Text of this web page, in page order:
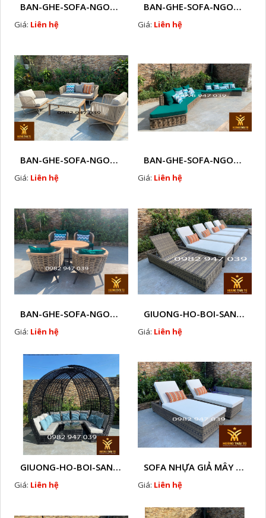
BAN-GHE-SOFA-NGOAI-TROI-GIA-MAY-KN5
Giá: Liên hệ
BAN-GHE-SOFA-NGOAI-TROI-GIA-MAY-KN4
Giá: Liên hệ
BAN-GHE-SOFA-NGOAI-TROI-GIA-MAY-KN3
Giá: Liên hệ
BAN-GHE-SOFA-NGOAI-TROI-GIA-MAY-KN2
Giá: Liên hệ
BAN-GHE-SOFA-NGOAI-TROI-GIA-MAY-KN1
Giá: Liên hệ
GIUONG-HO-BOI-SAN-VUON-GIA-MAY - K3
Giá: Liên hệ
GIUONG-HO-BOI-SAN-VUON-GIA-MAY - K2
Giá: Liên hệ
SOFA NHỰA GIẢ MÂY CAO CẤP NGOÀI TRỜI NỆM MÚT NGOÀI TRỜI KÍNH 8MM CƯỜNG LỰC
Giá: Liên hệ